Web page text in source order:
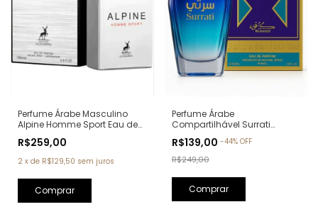
Perfume Árabe Masculino
Alpine Homme Sport Eau de
100ml (Ref. Olfativa: Allure
Homme Sport Chanel)
R$259,00
2 x de R$129,50 sem juros
Perfume Árabe
Compartilhável Surrati
Parfum - 100ml (Ref. Olfativa:
Erba Pura Xerjoff)
R$139,00 -44% OFF
R$249,00